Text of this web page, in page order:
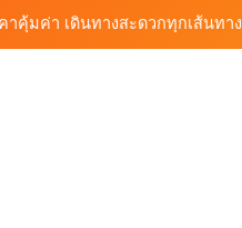
ประหยัด เริ่มต้นเพียง 150 บาท/วัน